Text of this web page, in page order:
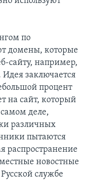
по
домены, которые
сайту, например,
Идея заключается
процент
на сайт, который
деле,
различных
пытаются
распространение
новостные
службе